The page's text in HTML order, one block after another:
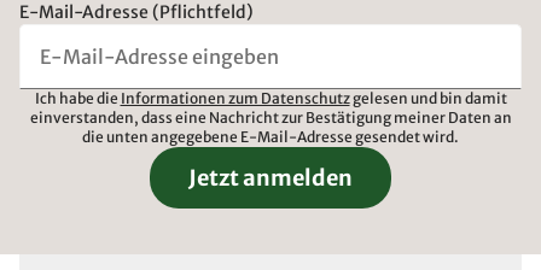
E-Mail-Adresse (Pflichtfeld)
Ich habe die Informationen zum Datenschutzgelesen und bin damit
einverstanden, dass eine Nachricht zur Bestätigung meiner Daten an
die unten angegebene E-Mail-Adresse gesendet wird.
Jetzt anmelden